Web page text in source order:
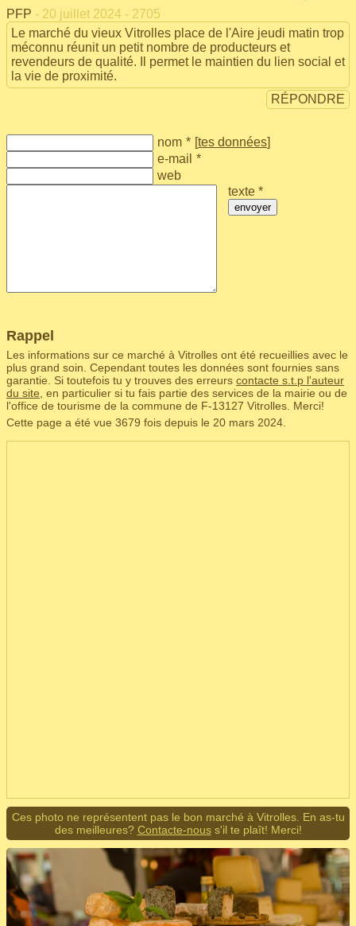
PFP - 20 juillet 2024 - 2705
Le marché du vieux Vitrolles place de l'Aire jeudi matin trop
méconnu réunit un petit nombre de producteurs et
revendeurs de qualité. Il permet le maintien du lien social et
la vie de proximité.
RÉPONDRE
nom * [tes données]
e-mail *
web
texte *
envoyer
Rappel
Les informations sur ce marché à Vitrolles ont été recueillies avec le
plus grand soin. Cependant toutes les données sont fournies sans
garantie. Si toutefois tu y trouves des erreurs contacte s.t.p l'auteur
du site , en particulier si tu fais partie des services de la mairie ou de
l'office de tourisme de la commune de F‑13127 Vitrolles. Merci!
Cette page a été vue 3679 fois depuis le 20 mars 2024.
Ces photo ne représentent pas le bon marché à Vitrolles. En as-tu
des meilleures? Contacte-nouss'il te plaît! Merci!